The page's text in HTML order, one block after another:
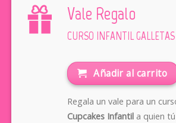
Vale Regalo
CURSO INFANTIL
Añadir al carrito
Regala un vale para un
Cupcakes Infantila quien tú